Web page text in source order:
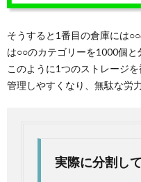
そうすると1番目の倉庫には
は○○のカテゴリーを1000個と
このように1つのストレージ
管理しやすくなり、無駄な労
実際に分割し